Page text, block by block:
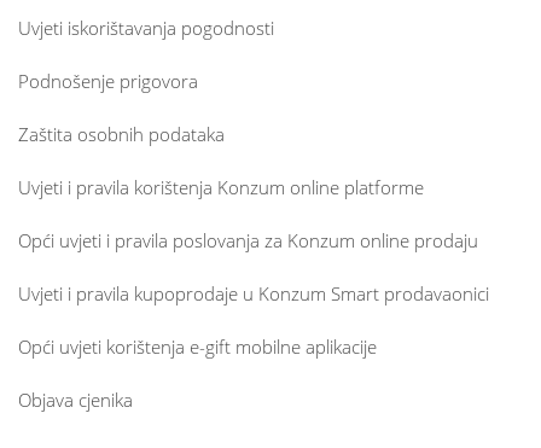
Uvjeti iskorištavanja pogodnosti
Podnošenje prigovora
Zaštita osobnih podataka
Uvjeti i pravila korištenja Konzum online platforme
Opći uvjeti i pravila poslovanja za Konzum online prodaju
Uvjeti i pravila kupoprodaje u Konzum Smart prodavaonici
Opći uvjeti korištenja e-gift mobilne aplikacije
Objava cjenika